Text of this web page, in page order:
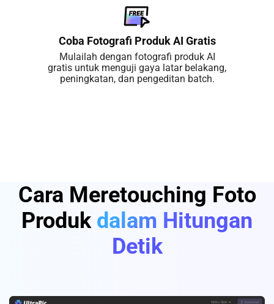
Coba Fotografi Produk AI Gratis
Mulailah dengan fotografi produk AI
gratis untuk menguji gaya latar belakang,
peningkatan, dan pengeditan batch.
Cara Meretouching Foto
Produk dalam Hitungan
Detik